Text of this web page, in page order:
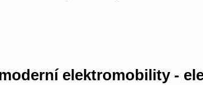
elektromobility -